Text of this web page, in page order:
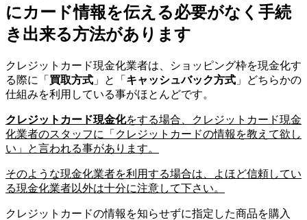
にカード情報を伝える必要がなく手続
き出来る方法があります
クレジットカード現金化業者は、ショッピング枠を現金化す
る際に「 買取方式 」と「 キャッシュバック方式 」どちらかの
仕組みを利用している事がほとんどです。
クレジットカード現金化をする場合、クレジットカード現金
化業者のスタッフに「クレジットカードの情報を教えて欲し
い」と言われる事があります。
そのような現金化業者を利用する場合は、よほど信頼してい
る現金化業者以外は十分に注意して下さい。
クレジットカードの情報を知らせずに指定した商品を購入